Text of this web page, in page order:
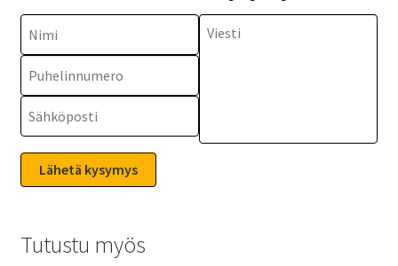
Tutustu myös